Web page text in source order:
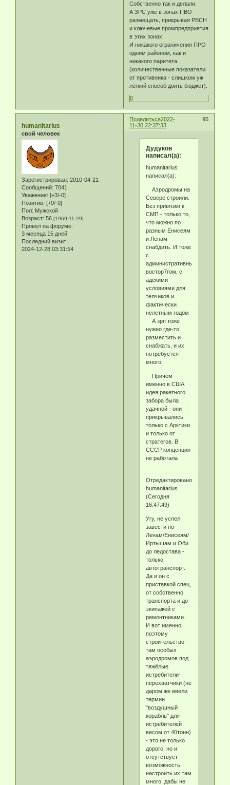
Собственно так и делали.
А ЗРС уже в зонах ПВО
размещать, прикрывая РВСН
и ключевые промпредприятия
в этих зонах.
И никакого ограничения ПРО
одним районом, как и
никакого паритета
(количественные показатели
от противника - слишком уж
лёгкий способ доить бюджет).
0
Поделиться 95
2022-
11-30 22:37:33
humanitarius
свой человек
Зарегистрирован: 2010-04-21
Сообщений: 7041
Уважение: [+3/-0]
Позитив: [+0/-0]
Пол: Мужской
Возраст: 56 [1969-11-29]
Провел на форуме:
3 месяца 15 дней
Последний визит:
2024-12-28 03:31:54
Дудуков
написал(а):
humanitarius
написал(а):
Аэродромы на
Севере строили.
Без привязки к
СМП - только то,
что можно по
разным Енисеям
и Ленам
снабдить. И тоже
с
административным
востор7гом, с
адскими
условиями для
телчиков и
фактически
нелетным годом
А зрп тоже
нужно где-то
разместить и
снабжать, и их
потребуется
много.
Причем
именно в США
идея ракетного
забора была
удачной - они
прикрывались
только с Арктики
и только от
стратегов. В
СССР концепция
не работала
Отредактировано
humanitarius
(Сегодня
16:47:49)
Угу, не успел
завести по
Ленам/Енисеям/
Иртышам и Оби
до ледостава -
только
автотранспорт.
Да и он с
приставкой спец,
от собственно
транспорта и до
экипажей с
ремонтниками.
И вот именно
поэтому
строительство
там особых
аэродромов под
тяжёлые
истребители-
перехватчики (не
даром же ввели
термин
"воздушный
корабль" для
истребителей
весом от 40тонн)
- это не только
дорого, но и
отсутствует
возможность
настроить их там
много, дабы не